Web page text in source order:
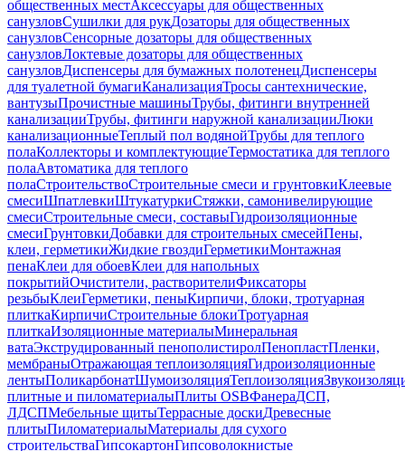
общественных местАксессуары для общественных
санузловСушилки для рукДозаторы для общественных
санузловСенсорные дозаторы для общественных
санузловЛоктевые дозаторы для общественных
санузловДиспенсеры для бумажных полотенецДиспенсеры
для туалетной бумагиКанализацияТросы сантехнические,
вантузыПрочистные машиныТрубы, фитинги внутренней
канализацииТрубы, фитинги наружной канализацииЛюки
канализационныеТеплый пол водянойТрубы для теплого
полаКоллекторы и комплектующиеТермостатика для теплого
полаАвтоматика для теплого
полаСтроительствоСтроительные смеси и грунтовкиКлеевые
смесиШпатлевкиШтукатуркиСтяжки, самонивелирующие
смесиСтроительные смеси, составыГидроизоляционные
смесиГрунтовкиДобавки для строительных смесейПены,
клеи, герметикиЖидкие гвоздиГерметикиМонтажная
пенаКлеи для обоевКлеи для напольных
покрытийОчистители, растворителиФиксаторы
резьбыКлеиГерметики, пеныКирпичи, блоки, тротуарная
плиткаКирпичиСтроительные блокиТротуарная
плиткаИзоляционные материалыМинеральная
ватаЭкструдированный пенополистиролПенопластПленки,
мембраныОтражающая теплоизоляцияГидроизоляционные
лентыПоликарбонатШумоизоляцияТеплоизоляция
плитные и пиломатериалыПлиты OSBФанераДСП,
ЛДСПМебельные щитыТеррасные доскиДревесные
плитыПиломатериалыМатериалы для сухого
строительстваГипсокартонГипсоволокнистые